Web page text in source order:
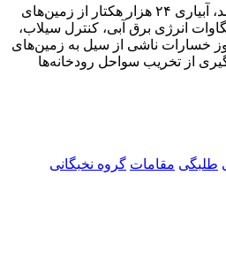
از اهداف اصلی ساخت این سد، آبیاری ۲۴ هزار هکتار از زمین‌های
تولید سالانه ۹۶ مگاوات انرژی برق آبی، کنترل سیلاب،
خسارات ناشی از سیل به زمین‌های
از تخریب سواحل رودخانه‌ها
طلبگی مقامات گروه نخبگانی